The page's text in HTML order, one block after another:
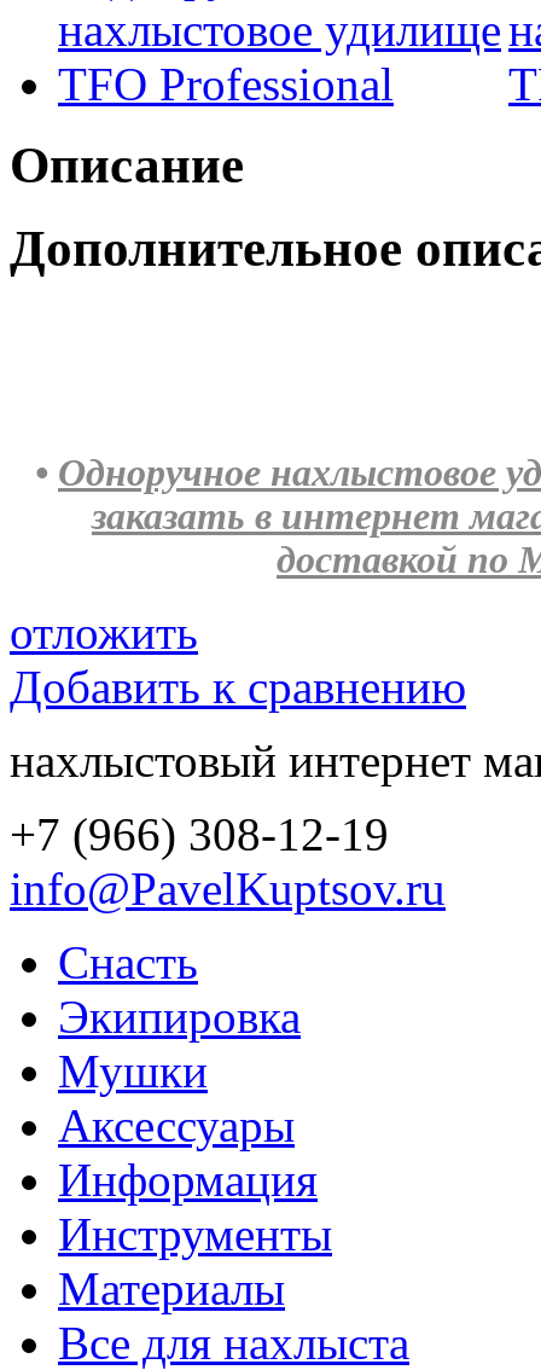
Описание
Дополнительное
• Одноручное нахлыстовое
заказать в интернет
доставкой по
отложить
Добавить к сравнению
нахлыстовый интернет
+7 (966) 308-12-19
info@PavelKuptsov.ru
Снасть
Экипировка
Мушки
Аксессуары
Информация
Инструменты
Материалы
Все для нахлыста